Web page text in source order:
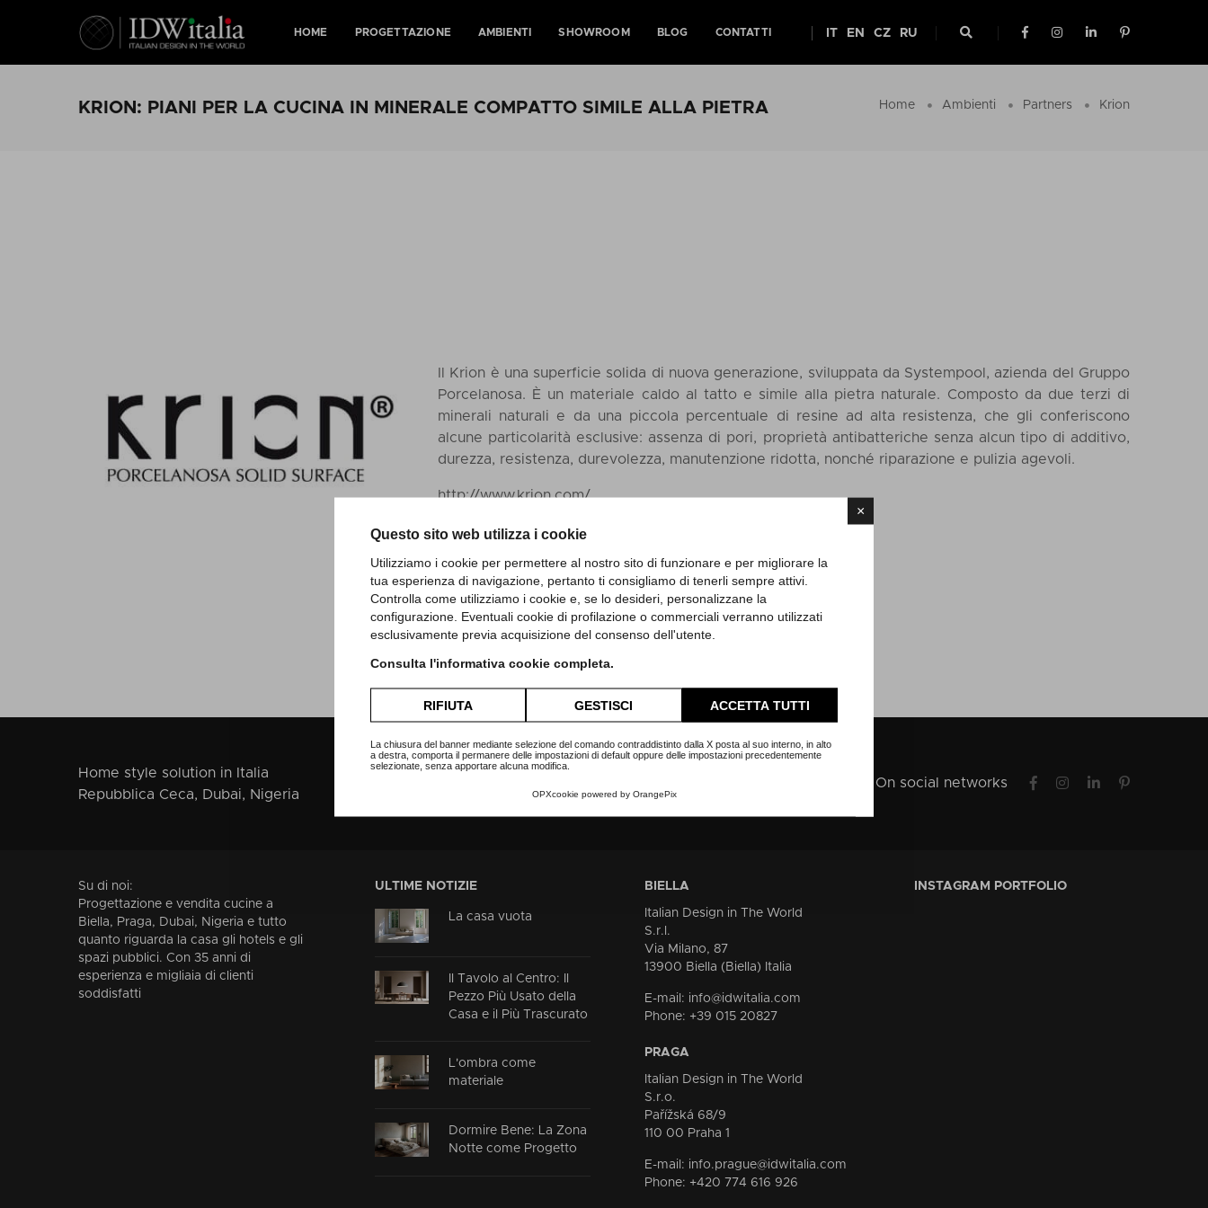
×
Questo sito web utilizza i cookie
Utilizziamo i cookie per permettere al nostro sito di funzionare e per migliorare la
tua esperienza di navigazione, pertanto ti consigliamo di tenerli sempre attivi.
Controlla come utilizziamo i cookie e, se lo desideri, personalizzane la
configurazione. Eventuali cookie di profilazione o commerciali verranno utilizzati
esclusivamente previa acquisizione del consenso dell'utente.
Consulta l'informativa cookie completa.
RIFIUTA GESTISCI ACCETTA TUTTI
La chiusura del banner mediante selezione del comando contraddistinto dalla X posta al suo interno, in alto
a destra, comporta il permanere delle impostazioni di default oppure delle impostazioni precedentemente
selezionate, senza apportare alcuna modifica.
OPXcookie powered by OrangePix
HOME PROGETTAZIONE AMBIENTI SHOWROOM BLOG CONTATTI IT EN CZ RU
KRION: PIANI PER LA CUCINA IN MINERALE COMPATTO SIMILE ALLA PIETRA Home Ambienti Partners Krion
Il Krion è una superficie solida di nuova generazione, sviluppata da Systempool, azienda del Gruppo
Porcelanosa. È un materiale caldo al tatto e simile alla pietra naturale. Composto da due terzi di
minerali naturali e da una piccola percentuale di resine ad alta resistenza, che gli conferiscono
alcune particolarità esclusive: assenza di pori, proprietà antibatteriche senza alcun tipo di additivo,
durezza, resistenza, durevolezza, manutenzione ridotta, nonché riparazione e pulizia agevoli.
http://www.krion.com/
Home style solution in Italia
Repubblica Ceca, Dubai, Nigeria
On social networks
Su di noi:
Progettazione e vendita cucine a
Biella, Praga, Dubai, Nigeria e tutto
quanto riguarda la casa gli hotels e gli
spazi pubblici. Con 35 anni di
esperienza e migliaia di clienti
soddisfatti
ULTIME NOTIZIE
La casa vuota
Il Tavolo al Centro: Il
Pezzo Più Usato della
Casa e il Più Trascurato
L'ombra come
materiale
Dormire Bene: La Zona
Notte come Progetto
BIELLA
Italian Design in The World
S.r.l.
Via Milano, 87
13900 Biella (Biella) Italia
E-mail: info@idwitalia.com
Phone: +39 015 20827
PRAGA
Italian Design in The World
S.r.o.
Pařížská 68/9
110 00 Praha 1
E-mail: info.prague@idwitalia.com
Phone: +420 774 616 926
INSTAGRAM PORTFOLIO